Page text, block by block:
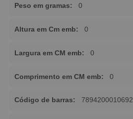
Peso em gramas: 0
Altura em Cm emb: 0
Largura em CM emb: 0
Comprimento em CM emb: 0
Código de barras: 7894200010692